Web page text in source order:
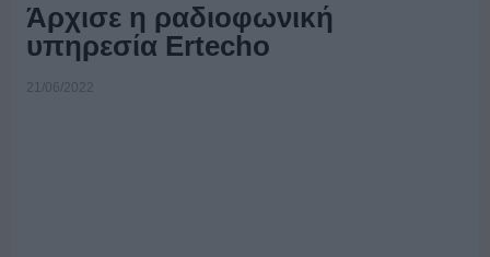
Άρχισε η ραδιοφωνική
υπηρεσία Ertecho
21/06/2022